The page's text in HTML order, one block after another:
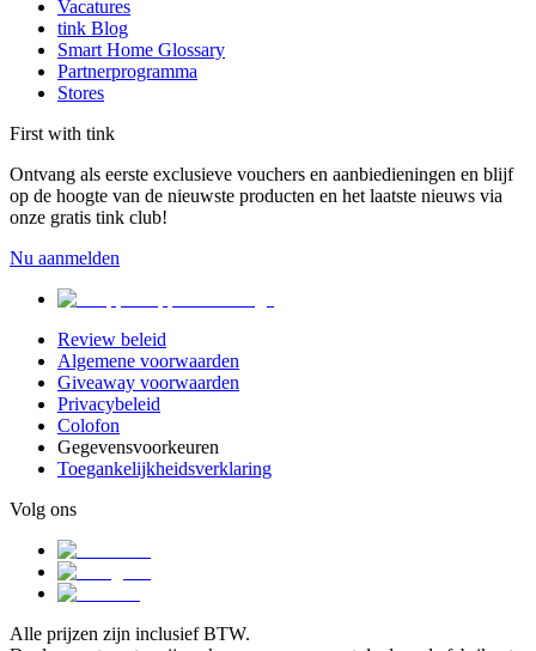
Vacatures
tink Blog
Smart Home Glossary
Partnerprogramma
Stores
First with tink
Ontvang als eerste exclusieve vouchers en aanbiedieningen en blijf
op de hoogte van de nieuwste producten en het laatste nieuws via
onze gratis tink club!
Nu aanmelden
Review beleid
Algemene voorwaarden
Giveaway voorwaarden
Privacybeleid
Colofon
Gegevensvoorkeuren
Toegankelijkheidsverklaring
Volg ons
Alle prijzen zijn inclusief BTW.